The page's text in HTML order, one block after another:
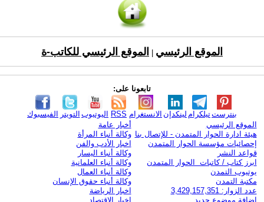
الموقع الرئيسي الموقع الرئيسي للكاتب-ة
تابعونا على:
الفيسبوك التويتر اليوتيوب RSS الانستغرام لينكدإن تيلكرامبنترست
الموقع الرئيسي
هيئة ادارة الحوار المتمدن - للإتصال بنا
إحصائيات مؤسسة الحوار المتمدن
قواعد النشر
ابرز كتاب / كاتبات الحوار المتمدن
يوتيوب التمدن
مكتبة التمدن
عدد الزوار: 3,429,157,351
اضافة موضوع جديد
أخبار عامة
وكالة أنباء المرأة
اخبار الأدب والفن
وكالة أنباء اليسار
وكالة أنباء العلمانية
وكالة أنباء العمال
وكالة أنباء حقوق الإنسان
اخبار الرياضة
اخبار الاقتصاد